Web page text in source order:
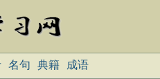
名句 典籍 成语